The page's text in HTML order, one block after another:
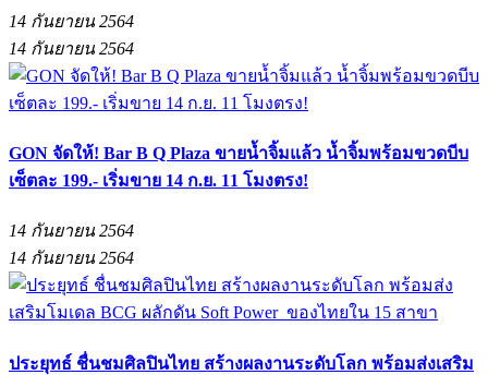
14 กันยายน 2564
14 กันยายน 2564
GON จัดให้! Bar B Q Plaza ขายน้ำจิ้มแล้ว น้ำจิ้มพร้อมขวดบีบ
เซ็ตละ 199.- เริ่มขาย 14 ก.ย. 11 โมงตรง!
14 กันยายน 2564
14 กันยายน 2564
ประยุทธ์ ชื่นชมศิลปินไทย สร้างผลงานระดับโลก พร้อมส่งเสริม